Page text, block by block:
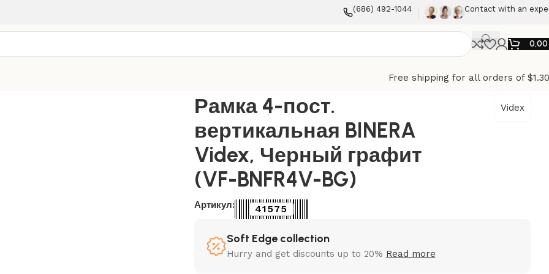
(686) 492-1044 Contact with an
0,00
Free shipping for all orders of
Рамка 4-пост. вертикальная BINERA Videx, Черный графит (VF-BNFR4V-BG)
Рамка 4-пост.
вертикальная BINERA
Videx, Черный графит
(VF-BNFR4V-BG)
Videx
Артикул: 41575
Soft Edge collection
Hurry and get discounts up to 20% Read more